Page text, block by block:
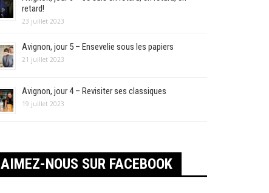
retard!
23 juillet 2023
Avignon, jour 5 – Ensevelie sous les papiers
21 juillet 2023
Avignon, jour 4 – Revisiter ses classiques
19 juillet 2023
AIMEZ-NOUS SUR FACEBOOK